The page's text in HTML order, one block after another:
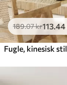
189.07kr113.44
Fugle, kinesisk stil